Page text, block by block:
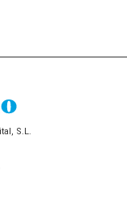
S.L.
Telegram